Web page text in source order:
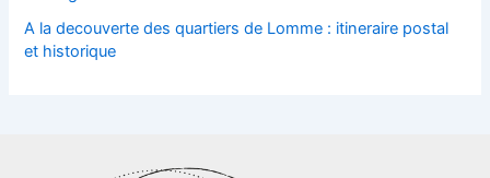
A la decouverte des quartiers de Lomme : itineraire postal
et historique